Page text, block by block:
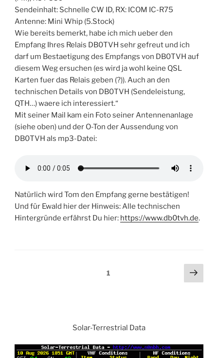
Sendeinhalt: Schnelle CW ID, RX: ICOM IC-R75
Antenne: Mini Whip (5.Stock)
Wie bereits bemerkt, habe ich mich ueber den
Empfang Ihres Relais DB0TVH sehr gefreut und ich
darf um Bestaetigung des Empfangs von DB0TVH auf
diesem Weg ersuchen (es wird ja wohl keine QSL
Karten fuer das Relais geben (?)). Auch an den
technischen Details von DB0TVH (Sendeleistung,
QTH…) waere ich interessiert.“
Mit seiner Mail kam ein Foto seiner Antennenanlage
(siehe oben) und der O-Ton der Aussendung von
DB0TVH als mp3-Datei:
Natürlich wird Tom den Empfang gerne bestätigen!
Und für Ewald hier der Hinweis: Alle technischen
Hintergründe erfährst Du hier: https://www.db0tvh.de.
Seite1
Solar-Terrestrial Data